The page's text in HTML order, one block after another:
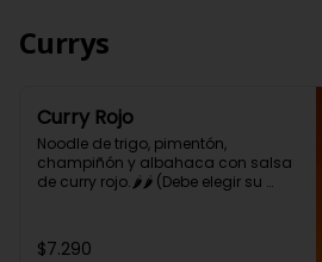
Currys
Curry Rojo
Noodle de trigo, pimentón,
champiñón y albahaca con salsa
de curry rojo.🌶🌶 (Debe elegir su
$7.290